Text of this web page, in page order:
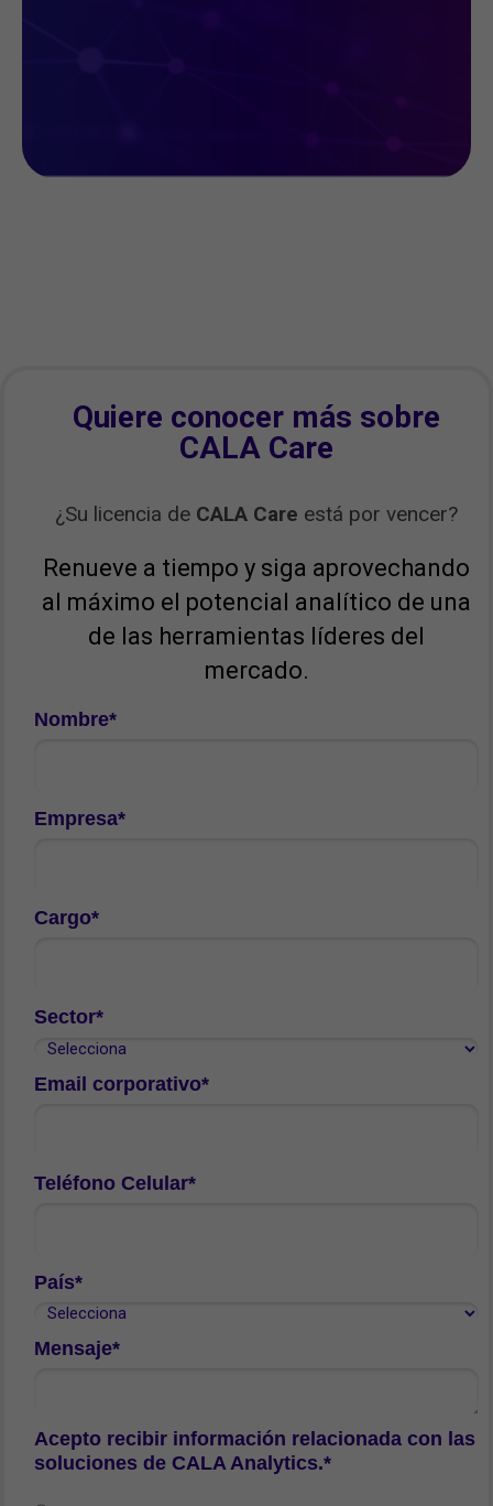
Quiere conocer más sobre
CALA Care
¿Su licencia de CALA Care está por vencer?
Renueve a tiempo y siga aprovechando
al máximo el potencial analítico de una
de las herramientas líderes del
mercado.
Nombre*
Empresa*
Cargo*
Sector*
Email corporativo*
Teléfono Celular*
País*
Mensaje*
Acepto recibir información relacionada con las
soluciones de CALA Analytics.*